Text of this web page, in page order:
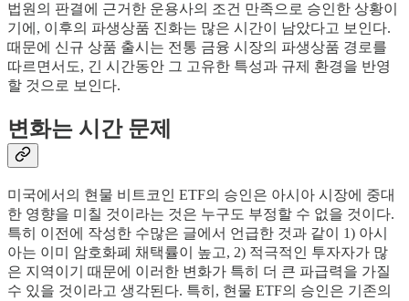
법원의 판결에 근거한 운용사의 조건 만족으로 승인한 상황이
기에, 이후의 파생상품 진화는 많은 시간이 남았다고 보인다.
때문에 신규 상품 출시는 전통 금융 시장의 파생상품 경로를
따르면서도, 긴 시간동안 그 고유한 특성과 규제 환경을 반영
할 것으로 보인다.
변화는 시간 문제
미국에서의 현물 비트코인 ETF의 승인은 아시아 시장에 중대
한 영향을 미칠 것이라는 것은 누구도 부정할 수 없을 것이다.
특히 이전에 작성한 수많은 글에서 언급한 것과 같이 1) 아시
아는 이미 암호화폐 채택률이 높고, 2) 적극적인 투자자가 많
은 지역이기 때문에 이러한 변화가 특히 더 큰 파급력을 가질
수 있을 것이라고 생각된다. 특히, 현물 ETF의 승인은 기존의